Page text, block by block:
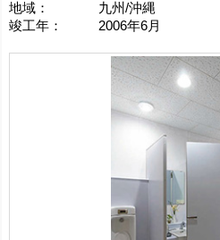
地域：
九州/沖縄
竣工年：
2006年6月